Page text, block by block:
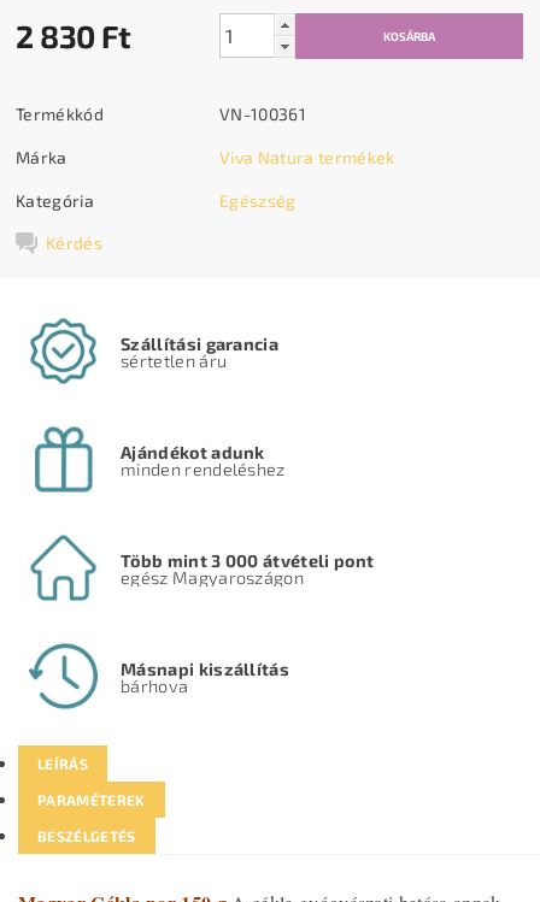
2 830 Ft
Termékkód VN-100361
Márka Viva Natura termékek
Kategória Egészség
Kérdés
Szállítási garancia
sértetlen áru
Ajándékot adunk
minden rendeléshez
Több mint 3 000 átvételi pont
egész Magyaroszágon
Másnapi kiszállítás
bárhova
LEÍRÁS
PARAMÉTEREK
BESZÉLGETÉS